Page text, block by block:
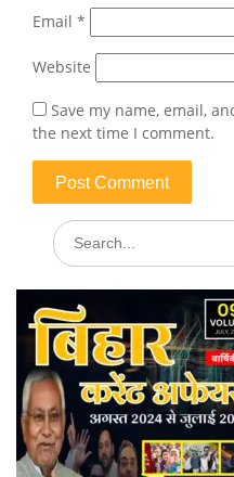
Email *
Website
Save my name, email,
the next time I comment.